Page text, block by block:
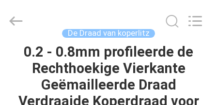
HUIS
PRODUCTEN
Material
Co,.Ltd.
De Draad van koperlitz
0.2 - 0.8mm profileerde de
Rechthoekige Vierkante
Geëmailleerde Draad
Verdraaide Koperdraad voor